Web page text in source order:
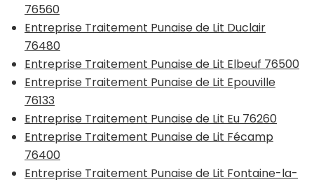
76560
Entreprise Traitement Punaise de Lit Duclair
76480
Entreprise Traitement Punaise de Lit Elbeuf 76500
Entreprise Traitement Punaise de Lit Epouville
76133
Entreprise Traitement Punaise de Lit Eu 76260
Entreprise Traitement Punaise de Lit Fécamp
76400
Entreprise Traitement Punaise de Lit Fontaine-la-